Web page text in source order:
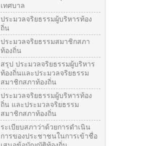
เทศบาล
ประมวลจริยธรรมผู้บริหารท้อง
ถิ่น
ประมวลจริยธรรมสมาชิกสภา
ท้องถิ่น
สรุป ประมวลจริยธรรมผู้บริหาร
ท้องถิ่นและประมวลจริยธรรม
สมาชิกสภาท้องถิ่น
ประมวลจริยธรรมผู้บริหารท้อง
ถิ่น และประมวลจริยธรรม
สมาชิกสภาท้องถิ่น
ระเบียบสภาว่าด้วยการดำเนิน
การของประชาชนในการเข้าชื่อ